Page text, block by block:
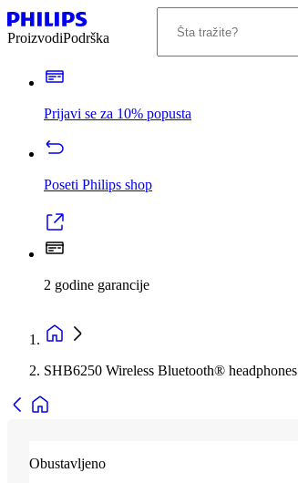
ProizvodiPodrška
Prijavi se za 10% popusta
Poseti Philips shop
2 godine garancije
SHB6250 Wireless Bluetooth® headphones
Obustavljeno